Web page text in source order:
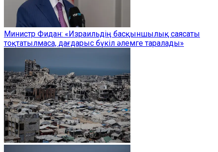
Министр Фидан: «Израильдің басқыншылық саясаты
тоқтатылмаса, дағдарыс бүкіл әлемге таралады»